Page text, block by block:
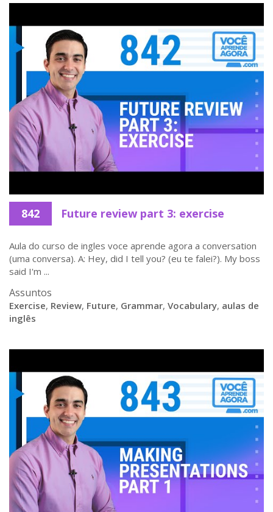
842 Future review part 3: exercise
Aula do curso de ingles voce aprende agora a conversation
(uma conversa). A: Hey, did I tell you? (eu te falei?). My boss
said I'm ...
Assuntos
Exercise, Review, Future, Grammar, Vocabulary, aulas de
inglês